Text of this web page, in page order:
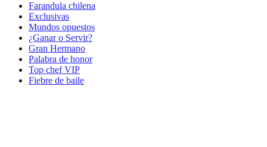
Farandula chilena
Exclusivas
Mundos opuestos
¿Ganar o Servir?
Gran Hermano
Palabra de honor
Top chef VIP
Fiebre de baile